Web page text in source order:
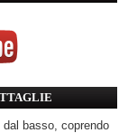
basso, coprendo